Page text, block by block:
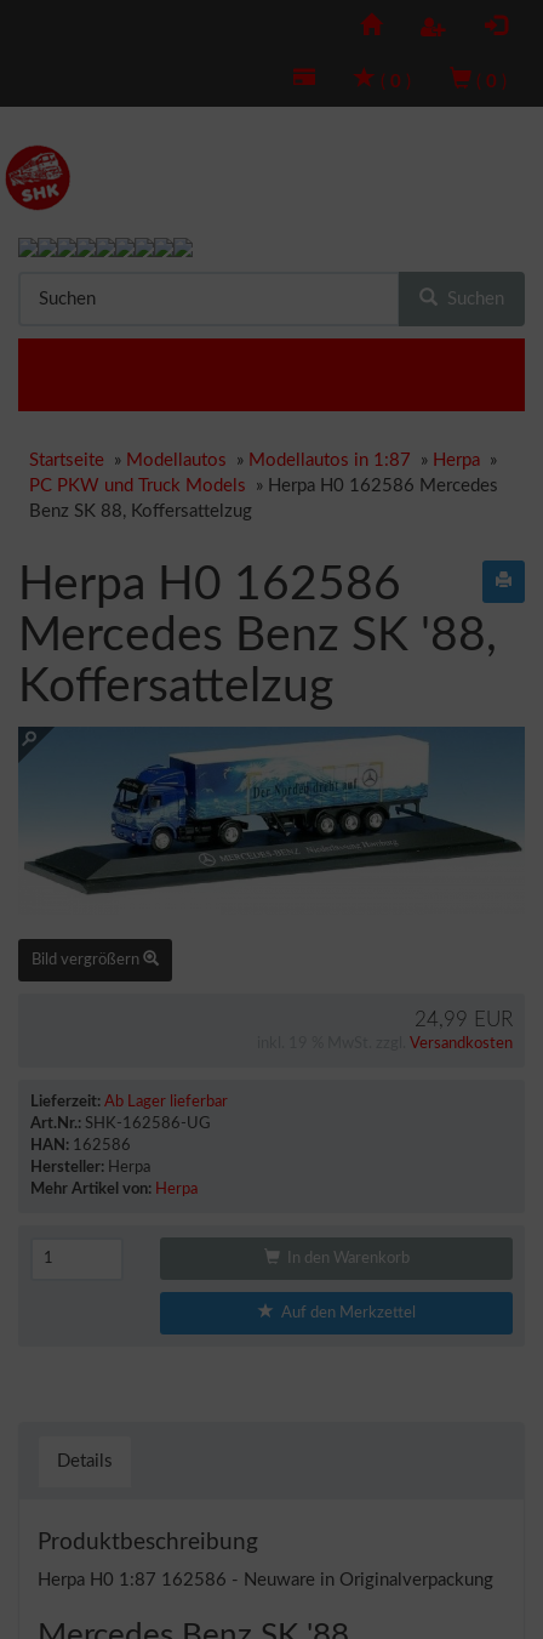
( 0 ) ( 0 )
Suchen
Startseite » Modellautos » Modellautos in 1:87 » Herpa »
PC PKW und Truck Models » Herpa H0 162586 Mercedes
Benz SK 88, Koffersattelzug
Herpa H0 162586
Mercedes Benz SK '88,
Koffersattelzug
Bild vergrößern
24,99 EUR
Versandkosten
Lieferzeit: Ab Lager lieferbar
Art.Nr.: SHK-162586-UG
HAN: 162586
Hersteller: Herpa
Mehr Artikel von: Herpa
In den Warenkorb
Auf den Merkzettel
Details
Produktbeschreibung
Herpa H0 1:87 162586 - Neuware in Originalverpackung